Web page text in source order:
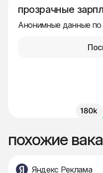
прозрачные
Анонимные данные по
похожие
Яндекс Реклама